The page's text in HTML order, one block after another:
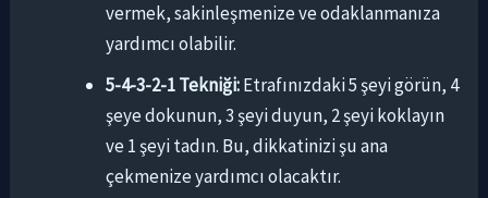
vermek, sakinleşmenize ve odaklanmanıza
yardımcı olabilir.
5-4-3-2-1 Tekniği:Etrafınızdaki 5 şeyi görün, 4
şeye dokunun, 3 şeyi duyun, 2 şeyi koklayın
ve 1 şeyi tadın. Bu, dikkatinizi şu ana
çekmenize yardımcı olacaktır.